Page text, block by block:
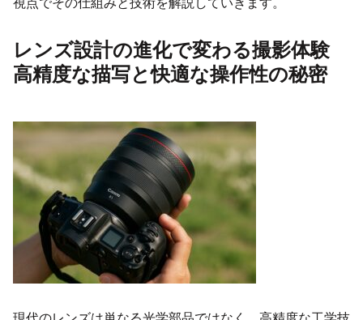
レンズ設計の進化で変わる撮影体験
高精度な描写と快適な操作性の秘密